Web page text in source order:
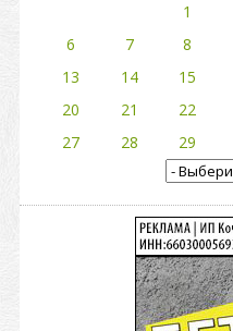
1
6
7 8
13
14 15
20
21 22
27
28 29